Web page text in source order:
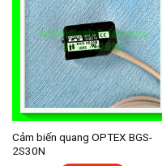
Cảm biến quang OPTEX BGS-
2S30N